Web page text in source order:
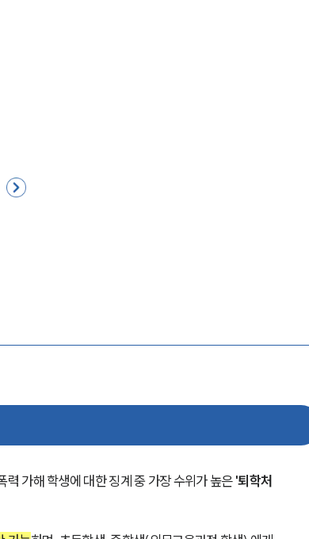
력 가해 학생에 대한 징계 중 가장 수위가 높은 '퇴학처